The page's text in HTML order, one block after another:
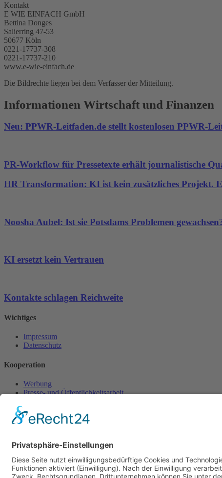
Kontakt
E WIE EINFACH GmbH
Bettina Donges
Salierring 47-53
50677 Köln
0221-17737-308
0221-17737-210
www.e-wie-einfach.de
Die Bildrechte liegen bei dem Verfasser der Mitteilung.
Informationen Wirtschaft und Finanzen
Neu: PPWR-Leitfaden.de stellt kostenlosen PPWR-
PR-Workflow für Pressetexte erhält journalistische
HR Transformation: KI ist kein zusätzliches Projekt.
Noosha Aubel: Ist sie Potsdams Problemen
KI ersetzt kein Vertrauen
Kontakte schlagen Reichweite
Wichtiges
Impressum
Datenschutz
Kooperation
Werbung
Presse- und Öffentlichkeitsarbeit
Aktuelles
Zertifikat